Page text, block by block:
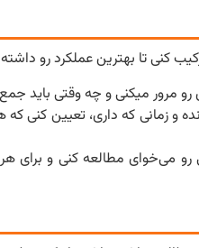
کنی تا بهترین عملکرد رو
مرور میکنی و چه وقتی باید
و زمانی که داری، تعیین کنی
می‌خوای مطالعه کنی و برای